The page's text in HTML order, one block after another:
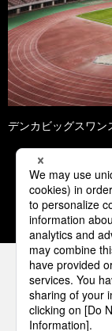
デンカビッグスワン
1
パナソ